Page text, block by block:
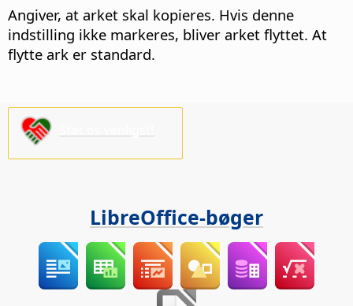
Angiver, at arket skal kopieres. Hvis denne
indstilling ikke markeres, bliver arket flyttet. At
flytte ark er standard.
LibreOffice-bøger